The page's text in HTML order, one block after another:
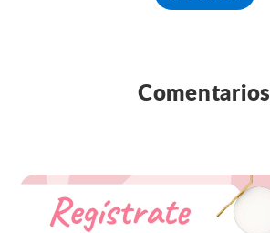
Comentarios